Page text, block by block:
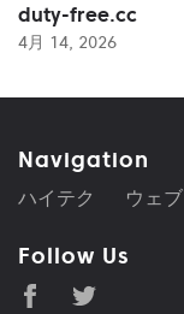
duty-free.cc
4月 14, 2026
Navigation
ハイテク ウェブ
Follow Us